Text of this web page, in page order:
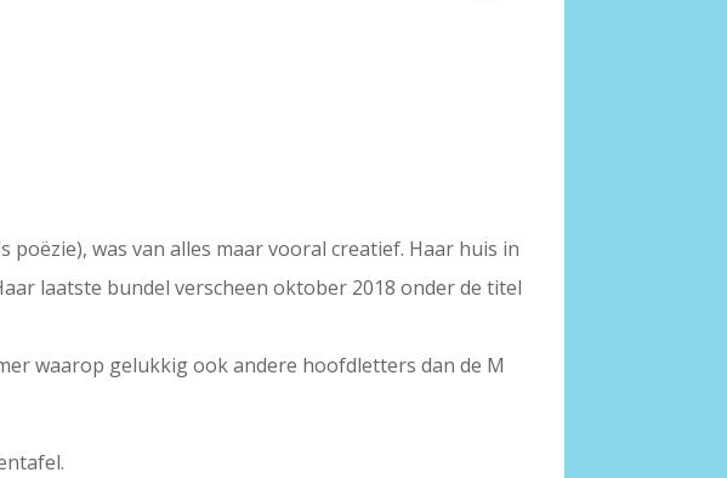
was van alles maar vooral creatief. Haar huis in
laatste bundel verscheen oktober 2018 onder de titel
waarop gelukkig ook andere hoofdletters dan de M